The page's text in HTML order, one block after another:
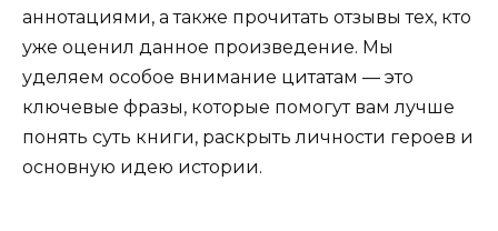
аннотациями, а также прочитать отзывы тех, кто
уже оценил данное произведение. Мы
уделяем особое внимание цитатам — это
ключевые фразы, которые помогут вам лучше
понять суть книги, раскрыть личности героев и
основную идею истории.